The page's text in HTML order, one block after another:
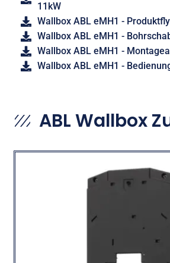
11kW
Wallbox ABL eMH1 -
Wallbox ABL eMH1 -
Wallbox ABL eMH1 -
Wallbox ABL eMH1 -
ABL Wallbox